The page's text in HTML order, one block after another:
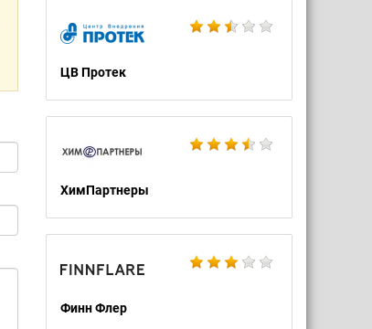
ЦВ Протек
ХимПартнеры
Финн Флер